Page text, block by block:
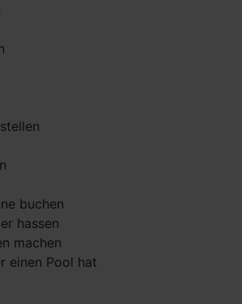
buchen
hassen
machen
einen Pool hat